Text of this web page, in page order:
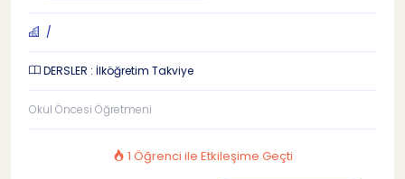
/
DERSLER : İlköğretim Takviye
Okul Öncesi Öğretmeni
1 Öğrenci ile Etkileşime Geçti